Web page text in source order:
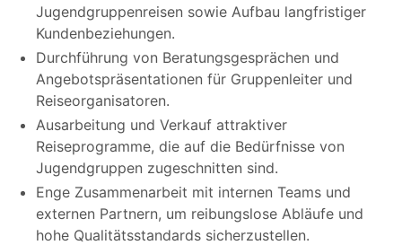
Jugendgruppenreisen sowie Aufbau langfristiger
Kundenbeziehungen.
Durchführung von Beratungsgesprächen und
Angebotspräsentationen für Gruppenleiter und
Reiseorganisatoren.
Ausarbeitung und Verkauf attraktiver
Reiseprogramme, die auf die Bedürfnisse von
Jugendgruppen zugeschnitten sind.
Enge Zusammenarbeit mit internen Teams und
externen Partnern, um reibungslose Abläufe und
hohe Qualitätsstandards sicherzustellen.